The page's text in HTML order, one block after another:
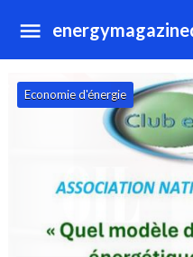
Economie d'énergie